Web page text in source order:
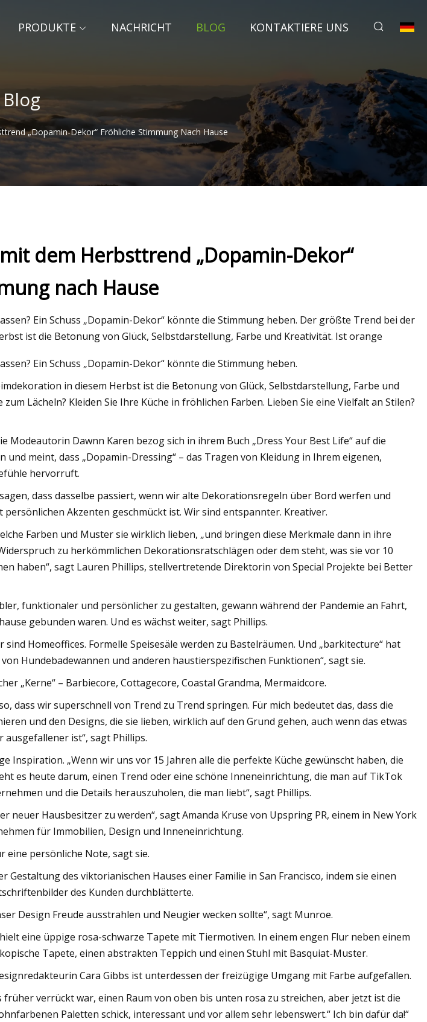
PRODUKTE NACHRICHT BLOG KONTAKTIERE UNS
Blog
„Dopamin-Dekor“ Fröhliche Stimmung Nach Hause
2023
Ummantelungsmarkt 2023 Top-
dem Herbsttrend „Dopamin-Dekor“
nach Hause
Ein Schuss „Dopamin-Dekor“ könnte die Stimmung heben. Der größte Trend bei der
ist die Betonung von Glück, Selbstdarstellung, Farbe und Kreativität. Ist orange
Ein Schuss „Dopamin-Dekor“ könnte die Stimmung heben.
in diesem Herbst ist die Betonung von Glück, Selbstdarstellung, Farbe und
Lächeln? Kleiden Sie Ihre Küche in fröhlichen Farben. Lieben Sie eine Vielfalt an Stilen?
Modeautorin Dawnn Karen bezog sich in ihrem Buch „Dress Your Best Life“ auf die
und meint, dass „Dopamin-Dressing“ – das Tragen von Kleidung in Ihrem eigenen,
hervorruft.
dass dasselbe passiert, wenn wir alte Dekorationsregeln über Bord werfen und
Akzenten geschmückt ist. Wir sind entspannter. Kreativer.
Farben und Muster sie wirklich lieben, „und bringen diese Merkmale dann in ihre
zu herkömmlichen Dekorationsratschlägen oder dem steht, was sie vor 10
haben“, sagt Lauren Phillips, stellvertretende Direktorin von Special Projekte bei Better
funktionaler und persönlicher zu gestalten, gewann während der Pandemie an Fahrt,
gebunden waren. Und es wächst weiter, sagt Phillips.
sind Homeoffices. Formelle Speisesäle werden zu Bastelräumen. Und „barkitecture“ hat
Hundebadewannen und anderen haustierspezifischen Funktionen“, sagt sie.
„Kerne“ – Barbiecore, Cottagecore, Coastal Grandma, Mermaidcore.
dass wir superschnell von Trend zu Trend springen. Für mich bedeutet das, dass die
und den Designs, die sie lieben, wirklich auf den Grund gehen, auch wenn das etwas
ist“, sagt Phillips.
Inspiration. „Wenn wir uns vor 15 Jahren alle die perfekte Küche gewünscht haben, die
es heute darum, einen Trend oder eine schöne Inneneinrichtung, die man auf TikTok
und die Details herauszuholen, die man liebt“, sagt Phillips.
neuer Hausbesitzer zu werden“, sagt Amanda Kruse von Upspring PR, einem in New York
für Immobilien, Design und Inneneinrichtung.
eine persönliche Note, sagt sie.
Gestaltung des viktorianischen Hauses einer Familie in San Francisco, indem sie einen
des Kunden durchblätterte.
Design Freude ausstrahlen und Neugier wecken sollte“, sagt Munroe.
eine üppige rosa-schwarze Tapete mit Tiermotiven. In einem engen Flur neben einem
Tapete, einen abstrakten Teppich und einen Stuhl mit Basquiat-Muster.
Cara Gibbs ist unterdessen der freizügige Umgang mit Farbe aufgefallen.
früher verrückt war, einen Raum von oben bis unten rosa zu streichen, aber jetzt ist die
Paletten schick, interessant und vor allem sehr lebenswert.“ Ich bin dafür da!“